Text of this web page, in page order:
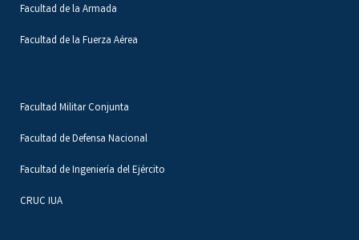
Facultad de la Armada
Facultad de la Fuerza Aérea
Facultad Militar Conjunta
Facultad de Defensa Nacional
Facultad de Ingeniería del Ejército
CRUC IUA